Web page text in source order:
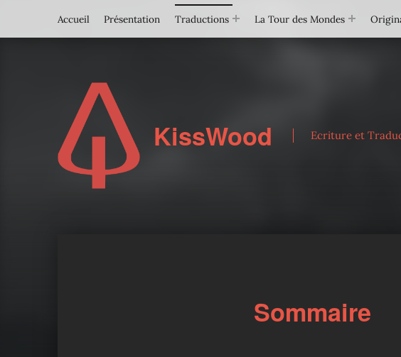
Accueil
Présentation Traductions La Tour des Mondes
KissWood Ecriture et
Sommaire